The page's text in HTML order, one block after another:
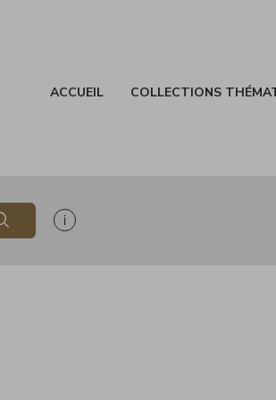
ACCUEIL COLLECTIONS
Afficher les informations d'aide à